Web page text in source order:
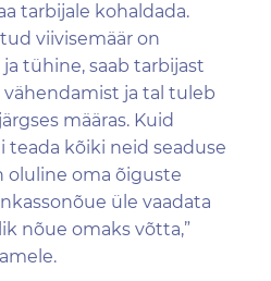
tarbijale kohaldada.
viivisemäär on
tühine, saab tarbijast
ja tal tuleb
määras. Kuid
teada kõiki neid seaduse
oluline oma õiguste
üle vaadata
nõue omaks võtta,”